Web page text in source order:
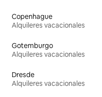
Copenhague
Alquileres vacacionales
Gotemburgo
Alquileres vacacionales
Dresde
Alquileres vacacionales